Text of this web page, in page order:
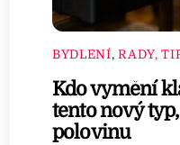
BYDLENÍ,RADY,
Kdo vymění
tento nový
polovinu